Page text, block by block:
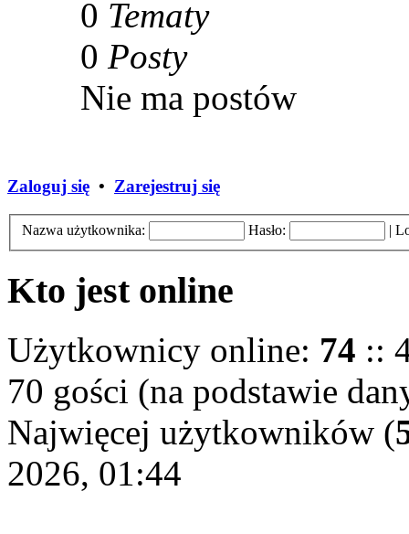
0 Tematy
0 Posty
Nie ma postów
Zaloguj się • Zarejestruj się
Nazwa użytkownika: Hasło: |
Kto jest online
Użytkownicy online: 74 ::
70 gości (na podstawie
Najwięcej użytkowników (
2026, 01:44